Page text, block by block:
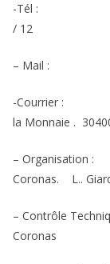
-Tél :
/ 12
– Mail
-Courrier
la Monnaie .
–
Coronas. L..
–
Coronas